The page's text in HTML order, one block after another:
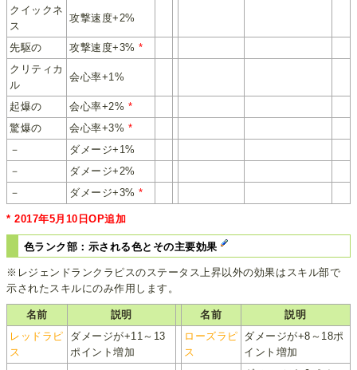
クイックネ
ス
攻撃速度+2%
先駆の 攻撃速度+3%*
クリティカ
ル
会心率+1%
起爆の 会心率+2% *
驚爆の
会心率+3% *
－
ダメージ+1%
－
ダメージ+2%
－
ダメージ+3%*
* 2017年5月10日OP追加
色ランク部：示される色とその主要効果
※レジェンドランクラピスのステータス上昇以外の効果はスキル部で
示されたスキルにのみ作用します。
名前 説明 名前
説明
レッドラピ
ス
ダメージが+11～13
ポイント増加
ローズラピ
ス
ダメージが+8～18ポ
イント増加